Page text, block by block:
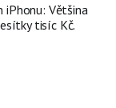
Většina
tisíc Kč.